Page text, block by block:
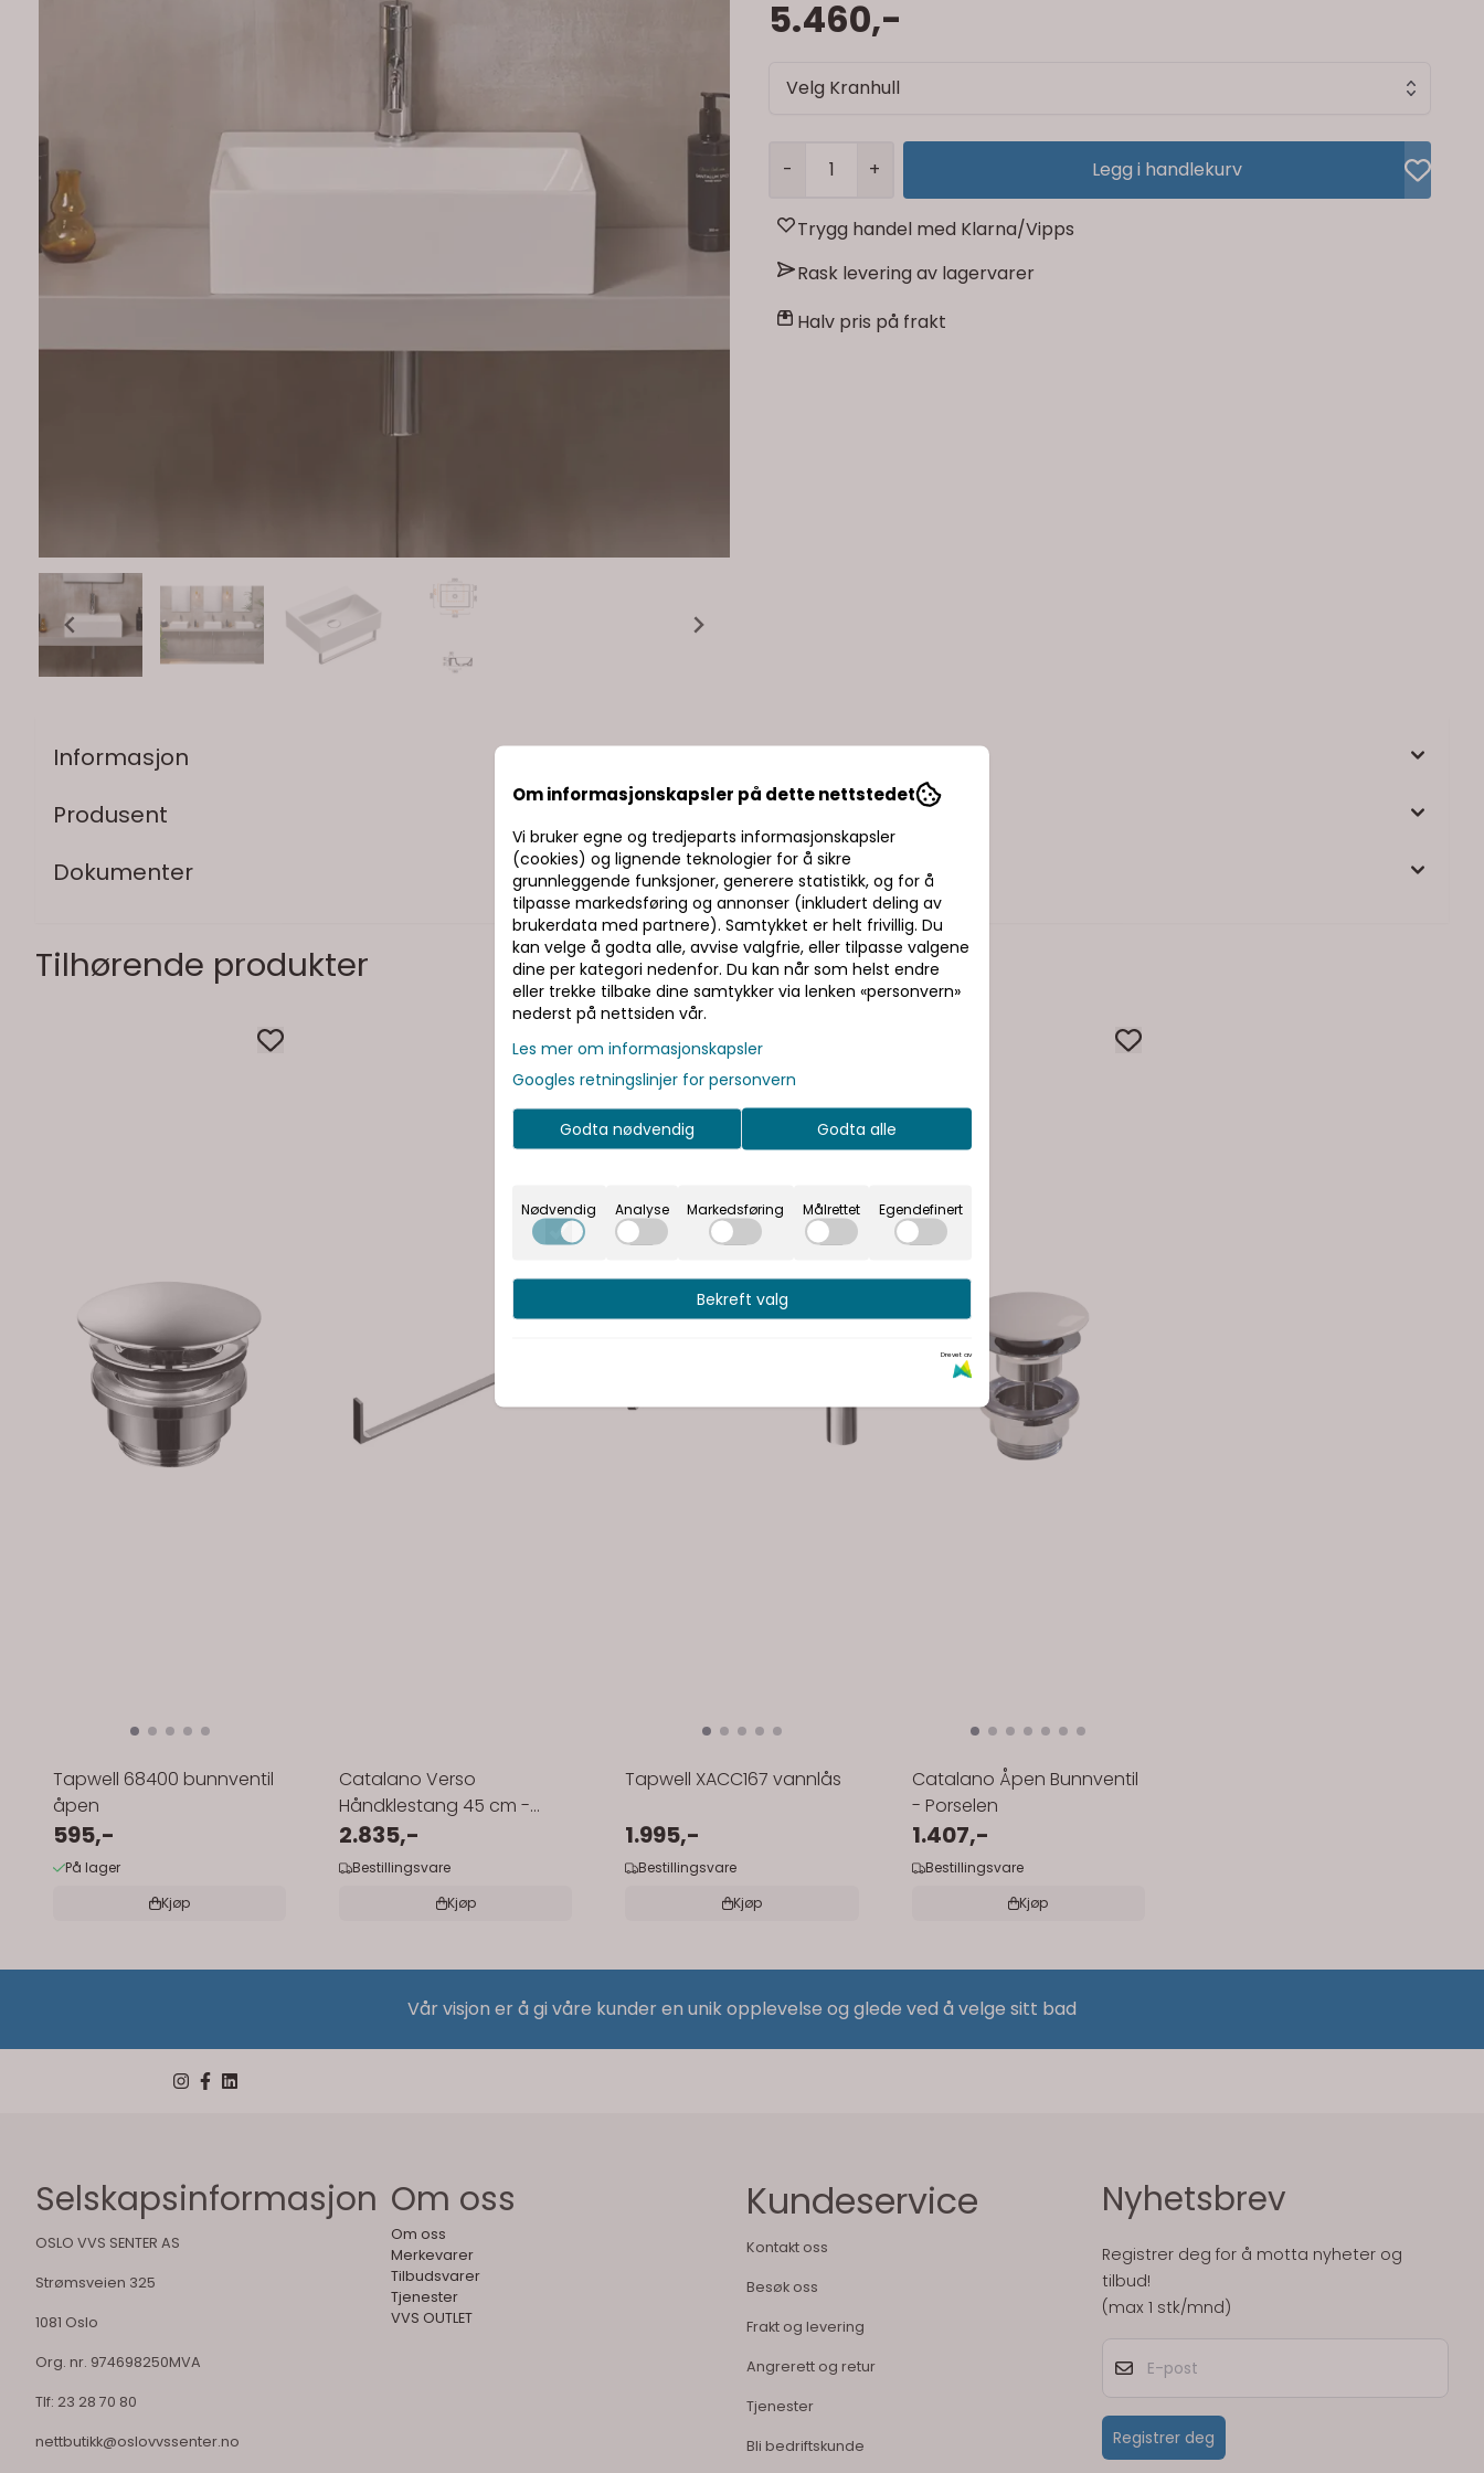
5.460,-
Velg Kranhull
- + Legg i handlekurv
Trygg handel med Klarna/Vipps
Rask levering av lagervarer
Halv pris på frakt
Informasjon
Produsent
Dokumenter
Tilhørende produkter
Tapwell 68400 bunnventil
åpen
595,-
På lager
Kjøp
Catalano Verso
Håndklestang 45 cm -
Krom
2.835,-
Bestillingsvare
Kjøp
Tapwell XACC167 vannlås
1.995,-
Bestillingsvare
Kjøp
Catalano Åpen Bunnventil
- Porselen
1.407,-
Bestillingsvare
Kjøp
Vår visjon er å gi våre kunder en unik opplevelse og glede ved å velge sitt bad
Selskapsinformasjon
OSLO VVS SENTER AS
Strømsveien 325
1081 Oslo
Org. nr. 974698250MVA
Tlf: 23 28 70 80
nettbutikk@oslovvssenter.no
Om oss
Om oss
Merkevarer
Tilbudsvarer
Tjenester
VVS OUTLET
Kundeservice
Kontakt oss
Besøk oss
Frakt og levering
Angrerett og retur
Tjenester
Bli bedriftskunde
Nyhetsbrev
Registrer deg for å motta nyheter og
tilbud!
(max 1 stk/mnd)
Registrer deg
Om informasjonskapsler på dette nettstedet
Vi bruker egne og tredjeparts informasjonskapsler
(cookies) og lignende teknologier for å sikre
grunnleggende funksjoner, generere statistikk, og for å
tilpasse markedsføring og annonser (inkludert deling av
brukerdata med partnere). Samtykket er helt frivillig. Du
kan velge å godta alle, avvise valgfrie, eller tilpasse valgene
dine per kategori nedenfor. Du kan når som helst endre
eller trekke tilbake dine samtykker via lenken «personvern»
nederst på nettsiden vår.
Les mer om informasjonskapsler
Googles retningslinjer for personvern
Godta nødvendig Godta alle
Nødvendig Analyse Markedsføring Målrettet Egendefinert
Bekreft valg
Drevet av